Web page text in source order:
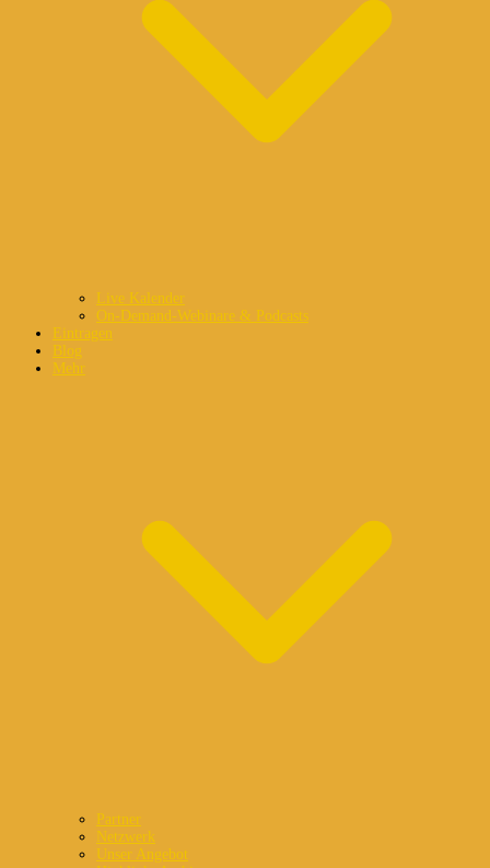
Live Kalender
On-Demand-Webinare & Podcasts
Eintragen
Blog
Mehr
Partner
Netzwerk
Unser Angebot